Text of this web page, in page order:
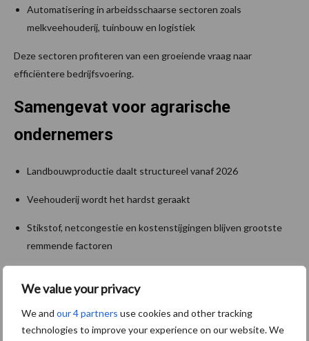
We value your privacy
We and our 4 partners use cookies and other tracking
technologies to improve your experience on our website. We
Automatisering in arbeidsschaarse sectoren zoals
melkveehouderij, tuinbouw en logistiek
Deze sectoren profiteren van een groeiende vraag naar
efficiëntere bedrijfsvoering.
Samengevat voor agrarische
ondernemers
Landbouwproductie daalt structureel vanaf 2026
Veehouderij wordt het hardst geraakt
Stikstof, netcongestie en kostenstijgingen blijven grootste
remmende factoren
bedrijfsvoering